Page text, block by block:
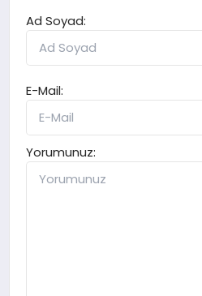
Ad Soyad:
E-Mail:
Yorumunuz: